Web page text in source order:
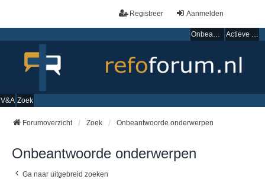
Aanmelden
Registreer
Onbeantwoorde onderwerpen Actieve onderwerpen
V&A Zoek
Forumoverzicht Zoek Onbeantwoorde onderwerpen
Onbeantwoorde onderwerpen
Ga naar uitgebreid zoeken